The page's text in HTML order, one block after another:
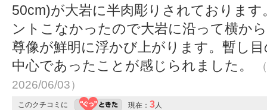
50cm)が大岩に半肉彫りされておりま
ントこなかったので大岩に沿って横か
尊像が鮮明に浮かび上がります。暫し
中心であったことが感じられました。
2026/06/03）
このクチコミに 現在： 3 人